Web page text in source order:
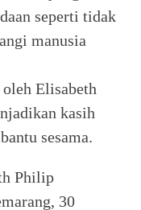
seperti tidak
manusia
Elisabeth
kasih
sesama.
Philip
30